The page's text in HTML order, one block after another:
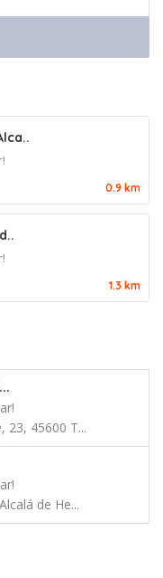
0.9 km
1.3 km
23, 45600 T...
de He...